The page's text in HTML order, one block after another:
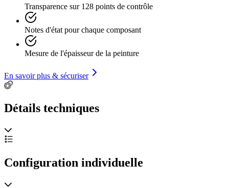
Transparence sur 128 points de contrôle
Notes d'état pour chaque composant
Mesure de l'épaisseur de la peinture
En savoir plus & sécuriser
Détails techniques
Configuration individuelle